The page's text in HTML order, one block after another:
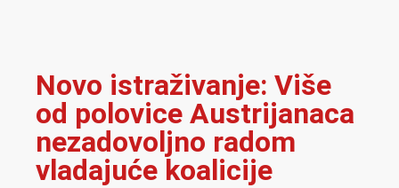
Novo istraživanje: Više
od polovice Austrijanaca
nezadovoljno radom
vladajuće koalicije